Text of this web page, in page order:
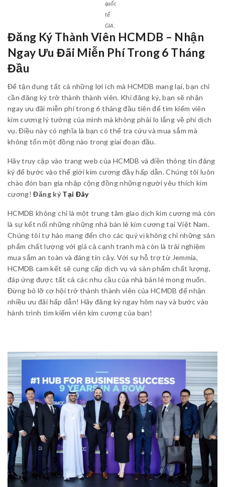
quốc
tế
GIA.
Đăng Ký Thành Viên HCMDB – Nhận
Ngay Ưu Đãi Miễn Phí Trong 6 Tháng
Đầu
Để tận dụng tất cả những lợi ích mà HCMDB mang lại, bạn chỉ
cần đăng ký trở thành thành viên. Khi đăng ký, bạn sẽ nhận
ngay ưu đãi miễn phí trong 6 tháng đầu tiên để tìm kiếm viên
kim cương lý tưởng của mình mà không phải lo lắng về phí dịch
vụ. Điều này có nghĩa là bạn có thể tra cứu và mua sắm mà
không tốn một đồng nào trong giai đoạn đầu.
Hãy truy cập vào trang web của HCMDB và điền thông tin đăng
ký để bước vào thế giới kim cương đầy hấp dẫn. Chúng tôi luôn
chào đón bạn gia nhập cộng đồng những người yêu thích kim
cương!Đăng kýTại Đây
HCMDB không chỉ là một trung tâm giao dịch kim cương mà còn
là sự kết nối những những nhà bán lẻ kim cương tại Việt Nam.
Chúng tôi tự hào mang đến cho các quý vị không chỉ những sản
phẩm chất lượng với giá cả cạnh tranh mà còn là trải nghiệm
mua sắm an toàn và đáng tin cậy. Với sự hỗ trợ từ Jemmia,
HCMDB cam kết sẽ cung cấp dịch vụ và sản phẩm chất lượng,
đáp ứng được tất cả các nhu cầu của nhà bán lẻ mong muốn.
Đừng bỏ lỡ cơ hội trở thành thành viên của HCMDB để nhận
nhiều ưu đãi hấp dẫn! Hãy đăng ký ngay hôm nay và bước vào
hành trình tìm kiếm viên kim cương của bạn!